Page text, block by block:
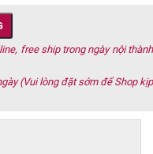
free ship trong ngày nội thành
(Vui lòng đặt sớm để Shop kịp